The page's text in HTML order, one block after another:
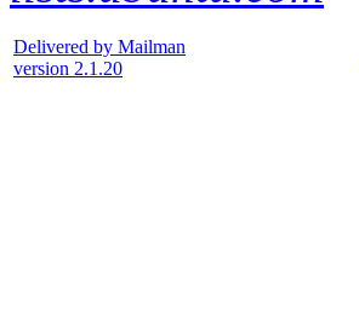
Delivered by Mailman
version 2.1.20